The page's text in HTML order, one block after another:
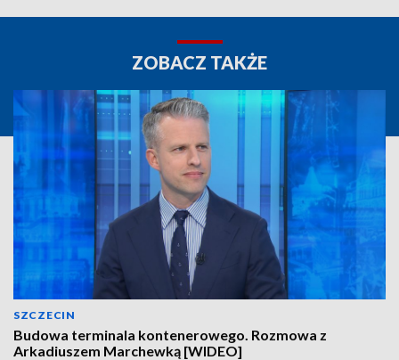
ZOBACZ TAKŻE
SZCZECIN
Budowa terminala kontenerowego. Rozmowa z
Arkadiuszem Marchewką [WIDEO]